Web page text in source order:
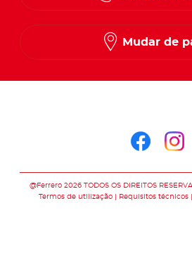
Mudar de
@Ferrero 2026 TODOS OS DIREITOS
Termos de utilização
Requisitos técnicos